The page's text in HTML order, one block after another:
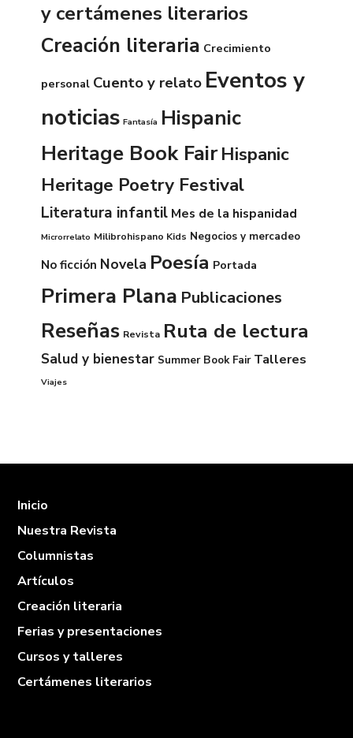
y certámenes literarios
Creación literaria Crecimiento
personal Cuento y relato Eventos y
noticias Fantasía Hispanic
Heritage Book FairHispanic
Heritage Poetry Festival
Literatura infantil Mes de la hispanidad
Microrrelato Milibrohispano Kids Negocios y mercadeo
No ficción Novela Poesía Portada
Primera Plana Publicaciones
Reseñas Revista Ruta de lectura
Salud y bienestar Summer Book Fair Talleres
Viajes
Inicio
Nuestra Revista
Columnistas
Artículos
Creación literaria
Ferias y presentaciones
Cursos y talleres
Certámenes literarios